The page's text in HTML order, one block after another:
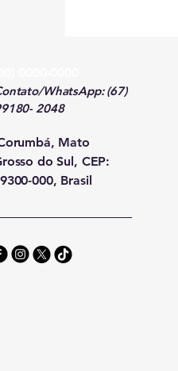
WhatsApp: (67)
2048
Mato
do Sul, CEP:
000, Brasil